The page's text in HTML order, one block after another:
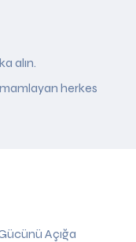
alın.
herkes
Açığa